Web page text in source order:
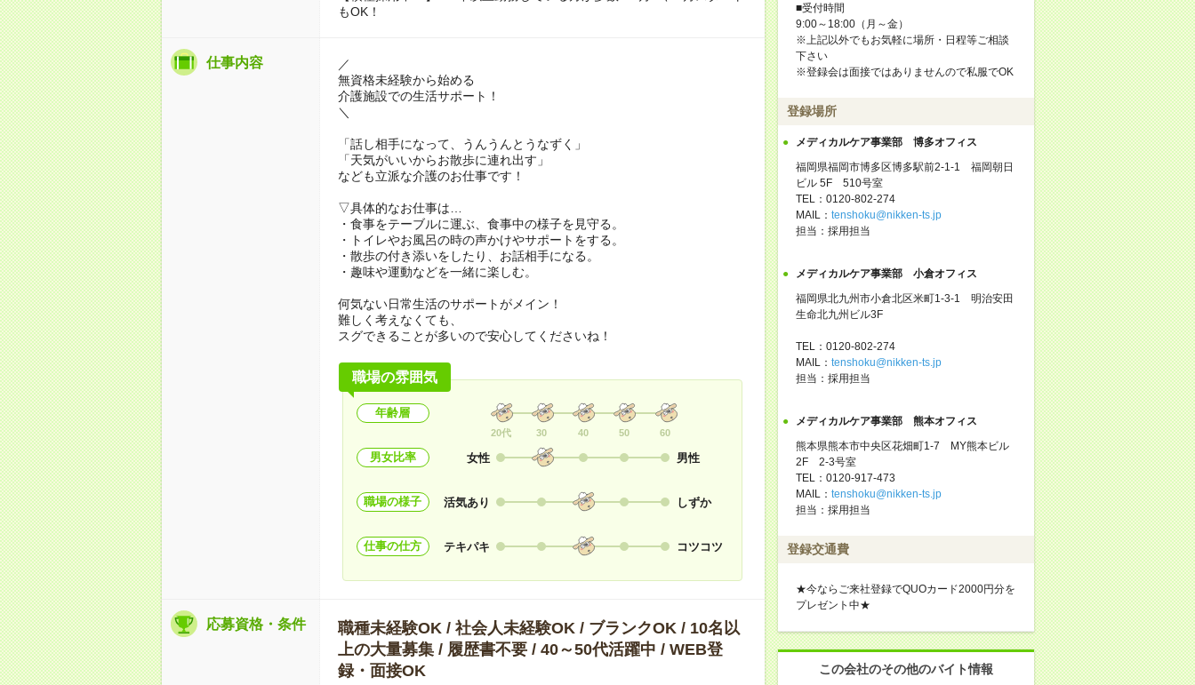
もOK！
仕事内容
／
無資格未経験から始める
介護施設での生活サポート！
＼
「話し相手になって、うんうんとうなずく」
「天気がいいからお散歩に連れ出す」
なども立派な介護のお仕事です！
▽具体的なお仕事は…
・食事をテーブルに運ぶ、食事中の様子を見守る。
・トイレやお風呂の時の声かけやサポートをする。
・散歩の付き添いをしたり、お話相手になる。
・趣味や運動などを一緒に楽しむ。
何気ない日常生活のサポートがメイン！
難しく考えなくても、
スグできることが多いので安心してくださいね！
職場の雰囲気
年齢層
20代 30 40 50 60
男女比率 女性 男性
職場の様子 活気あり しずか
仕事の仕方 テキパキ コツコツ
応募資格・条件
職種未経験OK / 社会人未経験OK / ブランクOK / 10名以
上の大量募集 / 履歴書不要 / 40～50代活躍中 / WEB登
録・面接OK
■受付時間
9:00～18:00（月～金）
※上記以外でもお気軽に場所・日程等ご相談
下さい
※登録会は面接ではありませんので私服でOK
登録場所
メディカルケア事業部 博多オフィス
福岡県福岡市博多区博多駅前2-1-1 福岡朝日
ビル 5F 510号室
TEL：0120-802-274
MAIL： tenshoku@nikken-ts.jp
担当：採用担当
メディカルケア事業部 小倉オフィス
福岡県北九州市小倉北区米町1-3-1 明治安田
生命北九州ビル3F
TEL：0120-802-274
MAIL： tenshoku@nikken-ts.jp
担当：採用担当
メディカルケア事業部 熊本オフィス
熊本県熊本市中央区花畑町1-7 MY熊本ビル
2F 2-3号室
TEL：0120-917-473
MAIL： tenshoku@nikken-ts.jp
担当：採用担当
登録交通費
★今ならご来社登録でQUOカード2000円分を
プレゼント中★
この会社のその他のバイト情報